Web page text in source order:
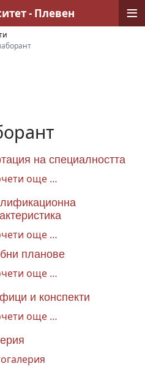
на специалността
още …
още …
планове
още …
и конспекти
още …
- Плевен ≡